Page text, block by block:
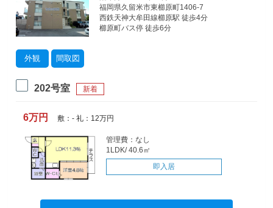
外観 間取図
福岡県久留米市東櫛原町1406-7
西鉄天神大牟田線櫛原駅 徒歩4分
櫛原町バス停 徒歩6分
202号室 新着
6万円 敷：- 礼：12万円
管理費：なし
1LDK/ 40.6㎡
即入居